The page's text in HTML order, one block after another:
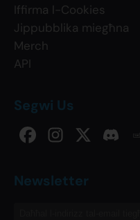
Iffirma l-Cookies
Jippubblika miegħna
Merch
API
Segwi Us
Newsletter